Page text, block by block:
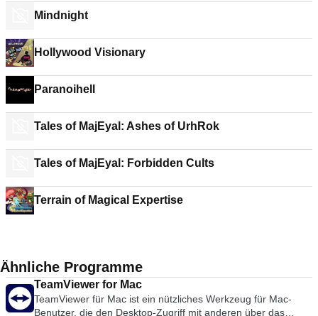
Mindnight
Hollywood Visionary
Paranoihell
Tales of MajEyal: Ashes of UrhRok
Tales of MajEyal: Forbidden Cults
Terrain of Magical Expertise
Ähnliche Programme
TeamViewer for Mac
TeamViewer für Mac ist ein nützliches Werkzeug für Mac-
Benutzer, die den Desktop-Zugriff mit anderen über das